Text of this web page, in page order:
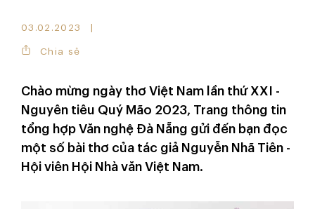
03.02.2023
Chia sẻ
Chào mừng ngày thơ Việt Nam lần thứ XXI -
Nguyên tiêu Quý Mão 2023, Trang thông tin
tổng hợp Văn nghệ Đà Nẵng gửi đến bạn đọc
một số bài thơ của tác giả Nguyễn Nhã Tiên -
Hội viên Hội Nhà văn Việt Nam.